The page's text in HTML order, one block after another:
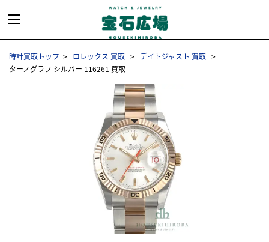
時計買取トップ ロレックス 買取
デイトジャスト 買取
ターノグラフ シルバー 116261 買取